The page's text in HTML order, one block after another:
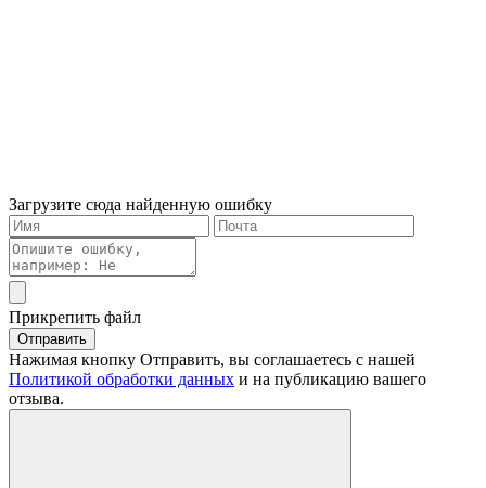
Загрузите сюда найденную ошибку
Прикрепить файл
Отправить
Нажимая кнопку Отправить, вы соглашаетесь с нашей
Политикой обработки данных и на публикацию вашего
отзыва.